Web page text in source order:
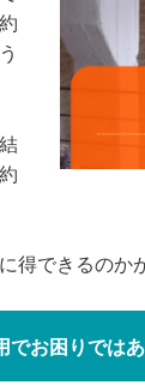
得できるのか
でお困りでは